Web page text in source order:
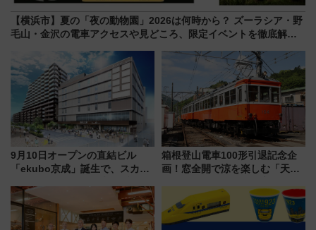
【横浜市】夏の「夜の動物園」2026は何時から？ ズーラシア・野
毛山・金沢の電車アクセスや見どころ、限定イベントを徹底解
9月10日オープンの直結ビル
「ekubo京成」誕生で、スカイ
新鎌ヶ谷はどう変わる？ 全テナ
ント情報も公開！
箱根登山電車100形引退記念企
画！窓全開で涼を楽しむ「天然